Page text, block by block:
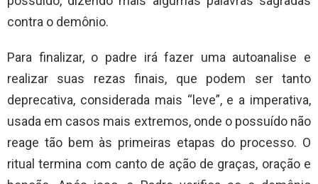
contra o demônio.
Para finalizar, o padre irá fazer uma autoanalise e
realizar suas rezas finais, que podem ser tanto
deprecativa, considerada mais “leve”, e a imperativa,
usada em casos mais extremos, onde o possuído não
reage tão bem às primeiras etapas do processo. O
ritual termina com canto de ação de graças, oração e